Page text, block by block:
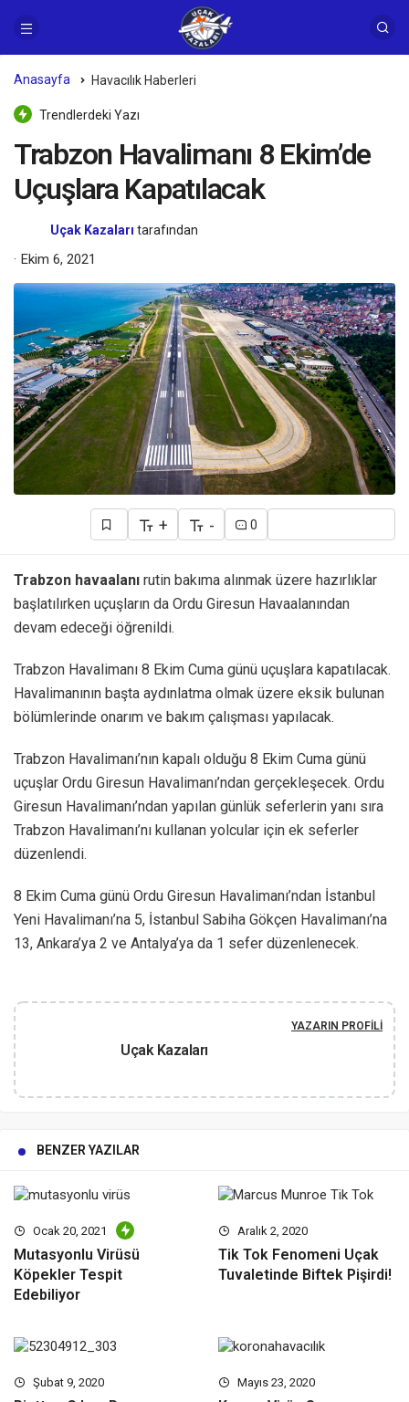
Anasayfa Havacılık Haberleri
Trendlerdeki Yazı
Trabzon Havalimanı 8 Ekim’de
Uçuşlara Kapatılacak
Uçak Kazaları tarafından
Ekim 6, 2021
+ - 0
Trabzon havaalanı rutin bakıma alınmak üzere hazırlıklar
başlatılırken uçuşların da Ordu Giresun Havaalanından
devam edeceği öğrenildi.
Trabzon Havalimanı 8 Ekim Cuma günü uçuşlara kapatılacak.
Havalimanının başta aydınlatma olmak üzere eksik bulunan
bölümlerinde onarım ve bakım çalışması yapılacak.
Trabzon Havalimanı’nın kapalı olduğu 8 Ekim Cuma günü
uçuşlar Ordu Giresun Havalimanı’ndan gerçekleşecek. Ordu
Giresun Havalimanı’ndan yapılan günlük seferlerin yanı sıra
Trabzon Havalimanı’nı kullanan yolcular için ek seferler
düzenlendi.
8 Ekim Cuma günü Ordu Giresun Havalimanı’ndan İstanbul
Yeni Havalimanı’na 5, İstanbul Sabiha Gökçen Havalimanı’na
13, Ankara’ya 2 ve Antalya’ya da 1 sefer düzenlenecek.
Uçak Kazaları
YAZARIN PROFILI
BENZER YAZILAR
Ocak 20, 2021
Mutasyonlu Virüsü
Köpekler Tespit
Edebiliyor
Aralık 2, 2020
Tik Tok Fenomeni Uçak
Tuvaletinde Biftek Pişirdi!
Şubat 9, 2020 Mayıs 23, 2020